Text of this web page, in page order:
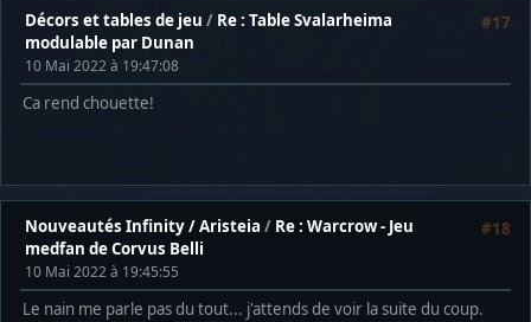
#17
Décors et tables de jeu / Re : Table Svalarheima
modulable par Dunan
10 Mai 2022 à 19:47:08
Ca rend chouette!
#18
Nouveautés Infinity / Aristeia / Re : Warcrow - Jeu
medfan de Corvus Belli
10 Mai 2022 à 19:45:55
Le nain me parle pas du tout... j'attends de voir la suite du coup.